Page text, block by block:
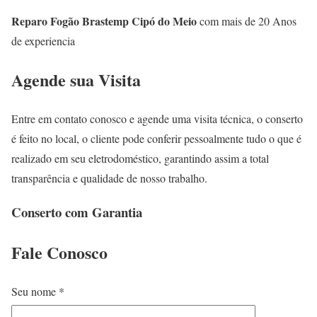
Reparo Fogão Brastemp Cipó do Meiocom mais de 20 Anos
de experiencia
Agende sua Visita
Entre em contato conosco e agende uma visita técnica, o conserto
é feito no local, o cliente pode conferir pessoalmente tudo o que é
realizado em seu eletrodoméstico, garantindo assim a total
transparência e qualidade de nosso trabalho.
Conserto com Garantia
Fale Conosco
Seu nome *